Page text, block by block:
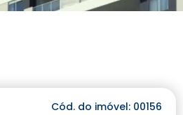
Cód. do imóvel: 00156